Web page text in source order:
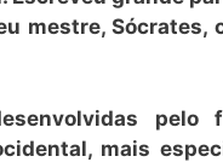
mestre,
pelo
mais